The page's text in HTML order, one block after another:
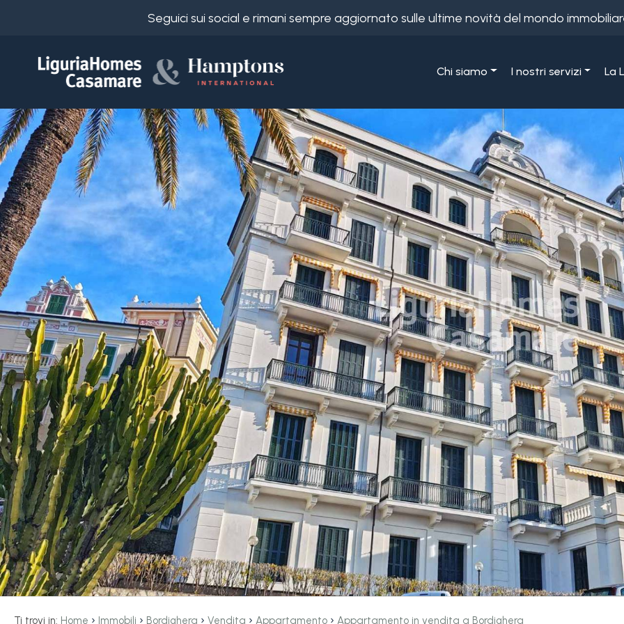
Seguici sui social e rimani sempre aggiornato sulle ultime novità del mondo
Chi siamo I nostri servizi La
Ti trovi in: Home › Immobili › Bordighera › Vendita › Appartamento › Appartamento in vendita a Bordighera
EN
FR
DE
RU
Chi
I
nostri
servizi
La
Liguria
Ricerca
case
Blog
Contatti
Preferiti
(0)
Scegli
dove
cercare
Provincia
Tipologia
-
multiscelta
Qualsiasi
Residenziali
Terreni